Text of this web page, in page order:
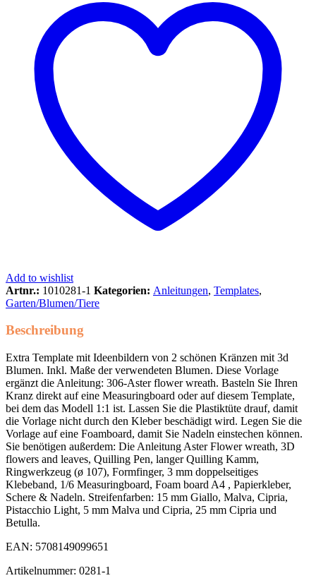
Add to wishlist
Artnr.: 1010281-1 Kategorien: Anleitungen, Templates,
Garten/Blumen/Tiere
Beschreibung
Extra Template mit Ideenbildern von 2 schönen Kränzen mit 3d
Blumen. Inkl. Maße der verwendeten Blumen. Diese Vorlage
ergänzt die Anleitung: 306-Aster flower wreath. Basteln Sie Ihren
Kranz direkt auf eine Measuringboard oder auf diesem Template,
bei dem das Modell 1:1 ist. Lassen Sie die Plastiktüte drauf, damit
die Vorlage nicht durch den Kleber beschädigt wird. Legen Sie die
Vorlage auf eine Foamboard, damit Sie Nadeln einstechen können.
Sie benötigen außerdem: Die Anleitung Aster Flower wreath, 3D
flowers and leaves, Quilling Pen, langer Quilling Kamm,
Ringwerkzeug (ø 107), Formfinger, 3 mm doppelseitiges
Klebeband, 1/6 Measuringboard, Foam board A4 , Papierkleber,
Schere & Nadeln. Streifenfarben: 15 mm Giallo, Malva, Cipria,
Pistacchio Light, 5 mm Malva und Cipria, 25 mm Cipria und
Betulla.
EAN: 5708149099651
Artikelnummer: 0281-1